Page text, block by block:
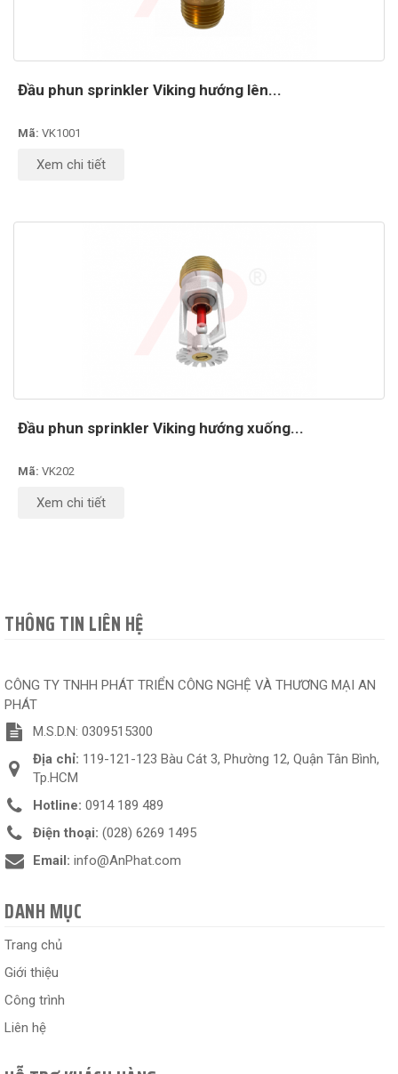
Đầu phun sprinkler Viking hướng lên...
Mã: VK1001
Xem chi tiết
Đầu phun sprinkler Viking hướng xuống...
Mã: VK202
Xem chi tiết
THÔNG TIN LIÊN HỆ
CÔNG TY TNHH PHÁT TRIỂN CÔNG NGHỆ VÀ THƯƠNG MẠI AN
PHÁT
M.S.D.N: 0309515300
Địa chỉ: 119-121-123 Bàu Cát 3, Phường 12, Quận Tân Bình,
Tp.HCM
Hotline: 0914 189 489
Điện thoại: (028) 6269 1495
Email: info@AnPhat.com
DANH MỤC
Trang chủ
Giới thiệu
Công trình
Liên hệ